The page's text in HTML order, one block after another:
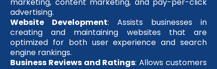
advertising.
Website Development: Assists businesses in
creating and maintaining websites that are
optimized for both user experience and search
engine rankings.
Business Reviews and Ratings: Allows customers